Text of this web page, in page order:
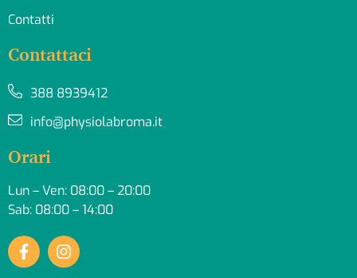
Contatti
Contattaci
388 8939412
info@physiolabroma.it
Orari
Lun – Ven: 08:00 – 20:00
Sab: 08:00 – 14:00